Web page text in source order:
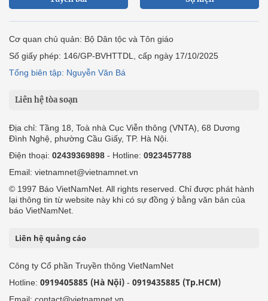
Cơ quan chủ quản: Bộ Dân tộc và Tôn giáo
Số giấy phép: 146/GP-BVHTTDL, cấp ngày 17/10/2025
Tổng biên tập: Nguyễn Văn Bá
Liên hệ tòa soạn
Địa chỉ: Tầng 18, Toà nhà Cục Viễn thông (VNTA), 68 Dương
Đình Nghệ, phường Cầu Giấy, TP. Hà Nội.
Điện thoại: 02439369898 - Hotline: 0923457788
Email: vietnamnet@vietnamnet.vn
© 1997 Báo VietNamNet. All rights reserved. Chỉ được phát hành
lại thông tin từ website này khi có sự đồng ý bằng văn bản của
báo VietNamNet.
Liên hệ quảng cáo
Công ty Cổ phần Truyền thông VietNamNet
Hotline: 0919405885 (Hà Nội) - 0919435885 (Tp.HCM)